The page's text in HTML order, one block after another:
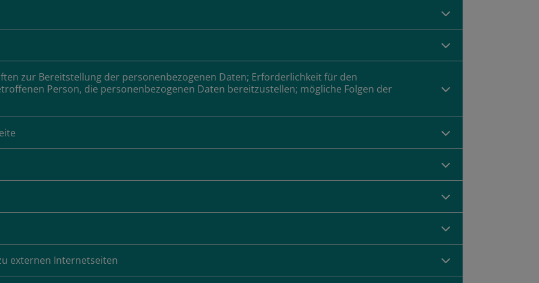
zur Bereitstellung der personenbezogenen Daten; Erforderlichkeit für den
Person, die personenbezogenen Daten bereitzustellen; mögliche Folgen der
externen Internetseiten